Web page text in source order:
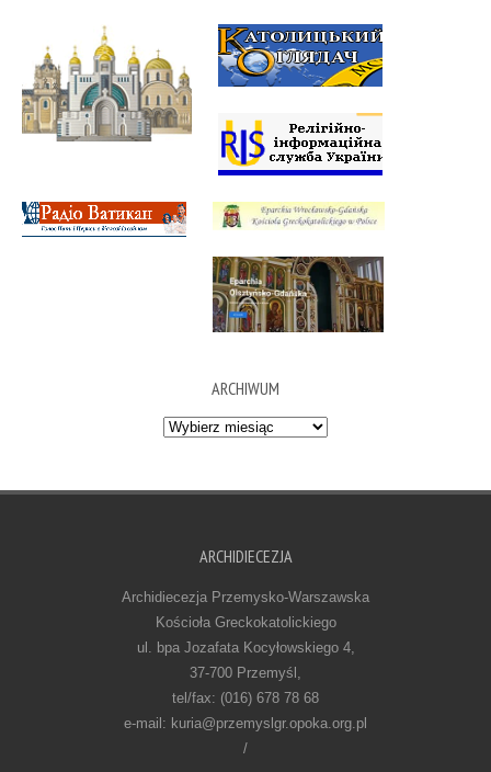
ARCHIWUM
Archiwum
ARCHIDIECEZJA
Archidiecezja Przemysko-Warszawska
Kościoła Greckokatolickiego
ul. bpa Jozafata Kocyłowskiego 4,
37-700 Przemyśl,
tel/fax: (016) 678 78 68
e-mail: kuria@przemyslgr.opoka.org.pl
/